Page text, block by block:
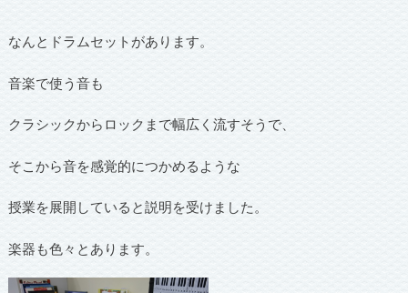
なんとドラムセットがあります。
音楽で使う音も
クラシックからロックまで幅広く流すそうで、
そこから音を感覚的につかめるような
授業を展開していると説明を受けました。
楽器も色々とあります。